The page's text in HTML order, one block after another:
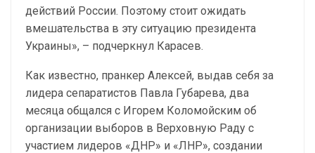
действий России. Поэтому стоит ожидать
вмешательства в эту ситуацию президента
Украины», – подчеркнул Карасев.
Как известно, пранкер Алексей, выдав себя за
лидера сепаратистов Павла Губарева, два
месяца общался с Игорем Коломойским об
организации выборов в Верховную Раду с
участием лидеров «ДНР» и «ЛНР», создании